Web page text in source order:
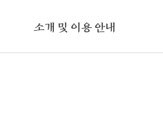
소개 및 이용 안내